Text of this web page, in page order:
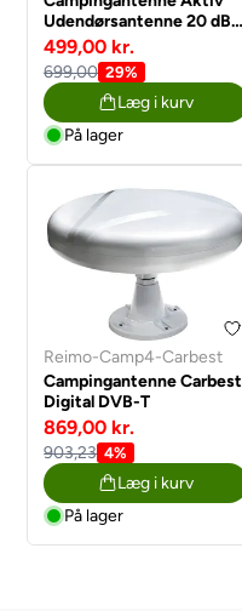
Udendørsantenne 20 dB
FM / VHF / UHF
499,00 kr.
699,00 29%
Læg i kurv
På lager
Reimo-Camp4-Carbest
Campingantenne Carbest
Digital DVB-T
869,00 kr.
903,23 4%
Læg i kurv
På lager